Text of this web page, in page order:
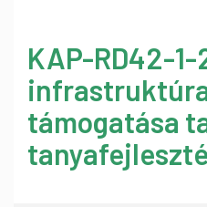
KAP-RD42-
támogatása